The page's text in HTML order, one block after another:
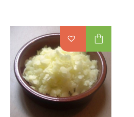
shopping_bag